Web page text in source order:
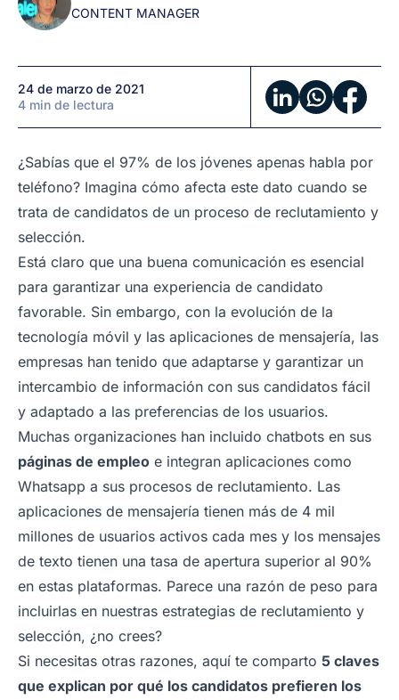
reclutamientoCONTENT MANAGER
24 de marzo de 2021
4 min de lectura
¿Sabías que el 97% de los jóvenes apenas habla por
teléfono? Imagina cómo afecta este dato cuando se
trata de candidatos de un proceso de reclutamiento y
selección.
Está claro que una buena comunicación es esencial
para garantizar una experiencia de candidato
favorable. Sin embargo, con la evolución de la
tecnología móvil y las aplicaciones de mensajería, las
empresas han tenido que adaptarse y garantizar un
intercambio de información con sus candidatos fácil
y adaptado a las preferencias de los usuarios.
Muchas organizaciones han incluido chatbots en sus
páginas de empleo e integran aplicaciones como
Whatsapp a sus procesos de reclutamiento. Las
aplicaciones de mensajería tienen más de 4 mil
millones de usuarios activos cada mes y los mensajes
de texto tienen una tasa de apertura superior al 90%
en estas plataformas. Parece una razón de peso para
incluirlas en nuestras estrategias de reclutamiento y
selección, ¿no crees?
Si necesitas otras razones, aquí te comparto 5 claves
que explican por qué los candidatos prefieren los